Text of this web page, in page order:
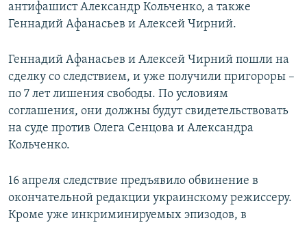
антифашист Александр Кольченко, а также
Геннадий Афанасьев и Алексей Чирний.
Геннадий Афанасьев и Алексей Чирний пошли на
сделку со следствием, и уже получили пригороры –
по 7 лет лишения свободы. По условиям
соглашения, они должны будут свидетельствовать
на суде против Олега Сенцова и Александра
Кольченко.
16 апреля следствие предъявило обвинение в
окончательной редакции украинскому режиссеру.
Кроме уже инкриминируемых эпизодов, в